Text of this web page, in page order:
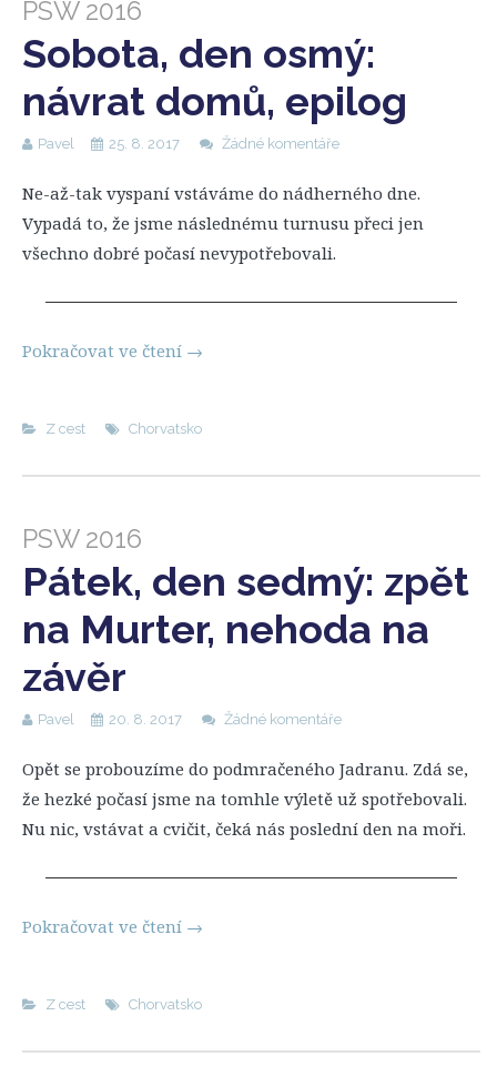
PSW 2016
Sobota, den osmý:
návrat domů, epilog
Pavel 25. 8. 2017 Žádné komentáře
Ne-až-tak vyspaní vstáváme do nádherného dne.
Vypadá to, že jsme následnému turnusu přeci jen
všechno dobré počasí nevypotřebovali.
Pokračovat ve čtení →
Z cest Chorvatsko
PSW 2016
Pátek, den sedmý: zpět
na Murter, nehoda na
závěr
Pavel 20. 8. 2017 Žádné komentáře
Opět se probouzíme do podmračeného Jadranu. Zdá se,
že hezké počasí jsme na tomhle výletě už spotřebovali.
Nu nic, vstávat a cvičit, čeká nás poslední den na moři.
Pokračovat ve čtení →
Z cest Chorvatsko